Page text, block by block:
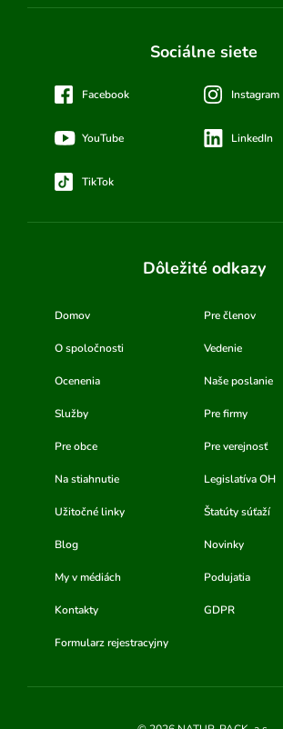
Sociálne siete
Facebook Instagram
YouTube LinkedIn
TikTok
Dôležité odkazy
Domov Pre členov
O spoločnosti Vedenie
Ocenenia Naše poslanie
Služby Pre firmy
Pre obce Pre verejnosť
Na stiahnutie Legislatíva OH
Užitočné linky Štatúty súťaží
Blog Novinky
My v médiách Podujatia
Kontakty GDPR
Formularz rejestracyjny